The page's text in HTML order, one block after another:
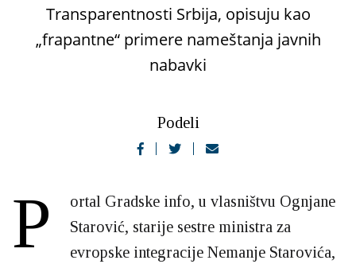
Transparentnosti Srbija, opisuju kao
„frapantne“ primere nameštanja javnih
nabavki
Podeli
P
ortal Gradske info, u vlasništvu Ognjane
Starović, starije sestre ministra za
evropske integracije Nemanje Starovića,